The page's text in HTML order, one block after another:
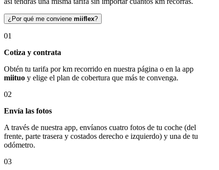
¿Por qué me conviene miiflex?
01
Cotiza y contrata
Obtén tu tarifa por km recorrido en nuestra página o en la app
miituo y elige el plan de cobertura que más te convenga.
02
Envía las fotos
A través de nuestra app, envíanos cuatro fotos de tu coche (del
frente, parte trasera y costados derecho e izquierdo) y una de tu
odómetro.
03